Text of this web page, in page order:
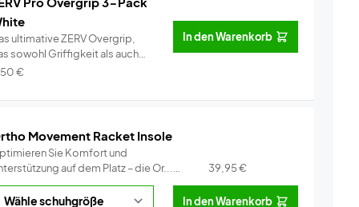
ultimative ZERV Overgrip,
sowohl Griffigkeit als auch
€
In den Warenkorb
Movement Racket Insole
Sie Komfort und
auf dem Platz – die Or...
39,95€
In den Warenkorb